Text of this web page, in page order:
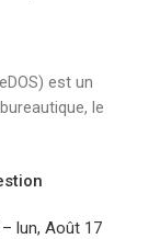
est un
le
lun, Août 17